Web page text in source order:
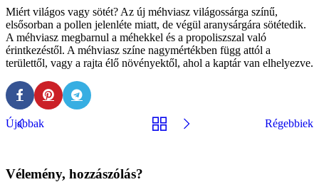
Miért világos vagy sötét? Az új méhviasz világossárga színű,
elsősorban a pollen jelenléte miatt, de végül aranysárgára sötétedik.
A méhviasz megbarnul a méhekkel és a propoliszszal való
érintkezéstől. A méhviasz színe nagymértékben függ attól a
területtől, vagy a rajta élő növényektől, ahol a kaptár van elhelyezve.
Újabbak Régebbiek
Vélemény, hozzászólás?